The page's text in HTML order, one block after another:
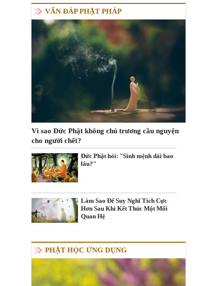
VẤN ĐÁP PHẬT PHÁP
Vì sao Đức Phật không chủ trương cầu nguyện
cho người chết?
Đức Phật hỏi: "Sinh mệnh dài bao
lâu?"
Làm Sao Để Suy Nghĩ Tích Cực
Hơn Sau Khi Kết Thúc Một Mối
Quan Hệ
PHẬT HỌC ỨNG DỤNG